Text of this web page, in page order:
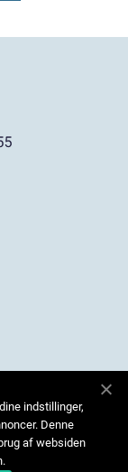
indstillinger,
Denne
af websiden